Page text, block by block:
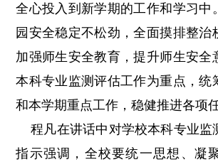
全心投入到新学期的工作和学习中
园安全稳定不松劲，全面摸排整治
加强师生安全教育，提升师生安全
本科专业监测评估工作为重点，统
和本学期重点工作，稳健推进各项
程凡在讲话中对学校本科专业监
指示强调，全校要统一思想、凝